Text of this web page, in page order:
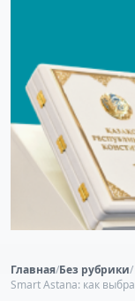
Главная/Без рубрики/
Smart Astana: как